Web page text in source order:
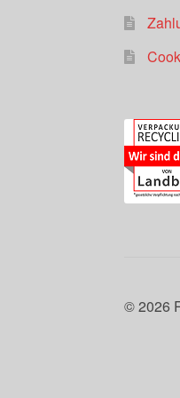
© 2026